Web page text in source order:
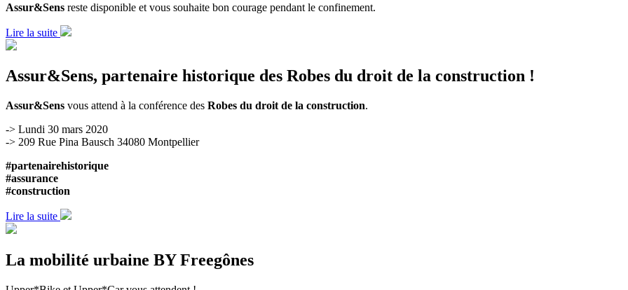
Assur&Sens reste disponible et vous souhaite bon courage pendant le confinement.
Lire la suite
Assur&Sens, partenaire historique des Robes du droit de la construction !
Assur&Sens vous attend à la conférence des Robes du droit de la construction.
-> Lundi 30 mars 2020
-> 209 Rue Pina Bausch 34080 Montpellier
#partenairehistorique
#assurance
#construction
Lire la suite
La mobilité urbaine BY Freegônes